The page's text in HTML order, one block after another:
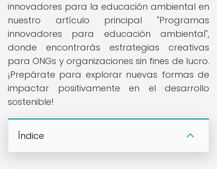
innovadores para la educación ambiental en
nuestro artículo principal "Programas
innovadores para educación ambiental",
donde encontrarás estrategias creativas
para ONGs y organizaciones sin fines de lucro.
¡Prepárate para explorar nuevas formas de
impactar positivamente en el desarrollo
sostenible!
Índice